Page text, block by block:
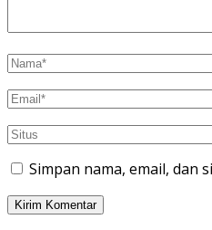
Simpan nama, email, dan